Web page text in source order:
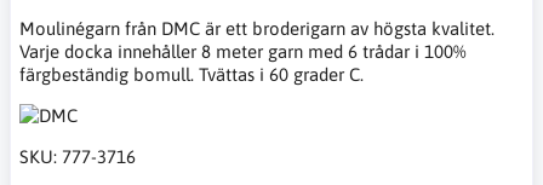
Moulinégarn från DMC är ett broderigarn av högsta kvalitet.
Varje docka innehåller 8 meter garn med 6 trådar i 100%
färgbeständig bomull. Tvättas i 60 grader C.
SKU: 777-3716